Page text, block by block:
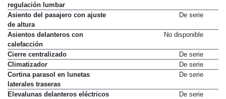
regulación lumbar
Asiento del pasajero con ajuste
de altura
De serie
Asientos delanteros con
calefacción
No disponible
Cierre centralizado
De serie
Climatizador
De serie
Cortina parasol en lunetas
laterales traseras
De serie
Elevalunas delanteros eléctricos
De serie